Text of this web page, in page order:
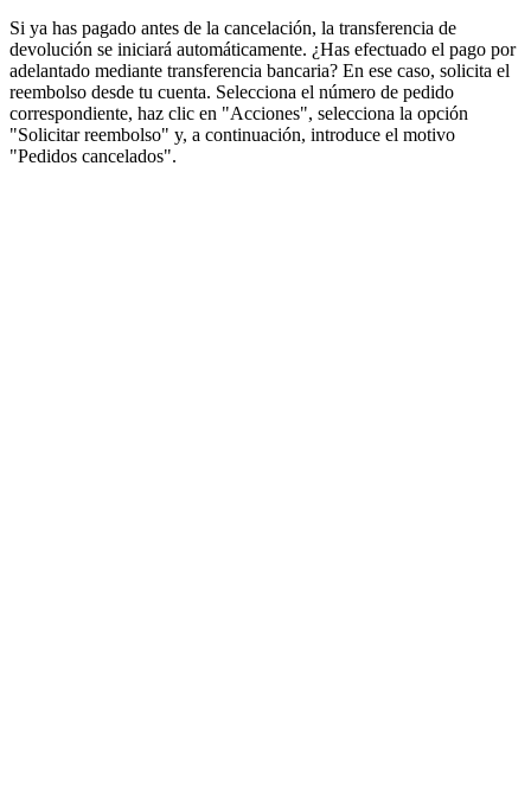
Si ya has pagado antes de la cancelación, la transferencia de
devolución se iniciará automáticamente. ¿Has efectuado el pago por
adelantado mediante transferencia bancaria? En ese caso, solicita el
reembolso desde tu cuenta. Selecciona el número de pedido
correspondiente, haz clic en "Acciones", selecciona la opción
"Solicitar reembolso" y, a continuación, introduce el motivo
"Pedidos cancelados".